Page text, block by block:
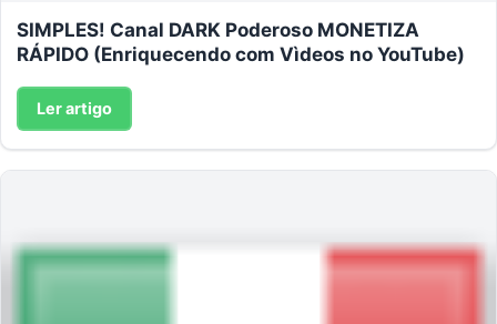
SIMPLES! Canal DARK Poderoso MONETIZA
RÁPIDO (Enriquecendo com Vìdeos no YouTube)
Ler artigo